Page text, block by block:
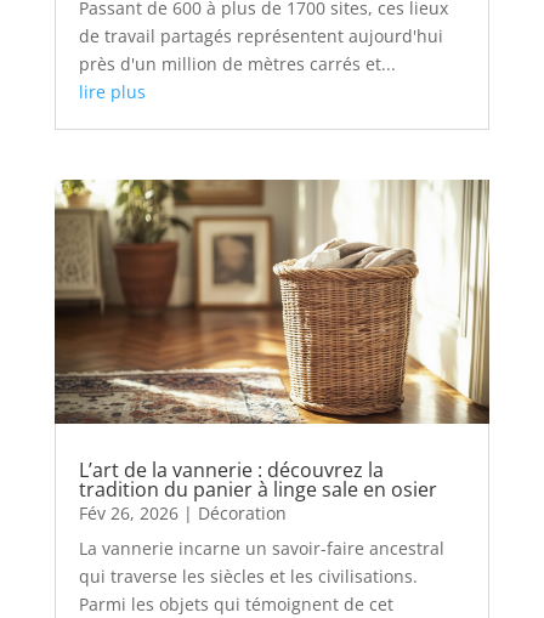
Passant de 600 à plus de 1700 sites, ces lieux
de travail partagés représentent aujourd'hui
près d'un million de mètres carrés et...
lire plus
L’art de la vannerie : découvrez la
tradition du panier à linge sale en osier
Fév 26, 2026| Décoration
La vannerie incarne un savoir-faire ancestral
qui traverse les siècles et les civilisations.
Parmi les objets qui témoignent de cet